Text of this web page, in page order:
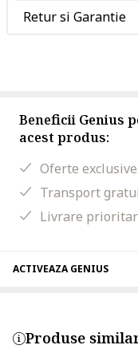
Retur si Garantie
Beneficii Genius
acest produs:
Oferte exclusive.
Transport
Livrare
ACTIVEAZA GENIUS
Produse